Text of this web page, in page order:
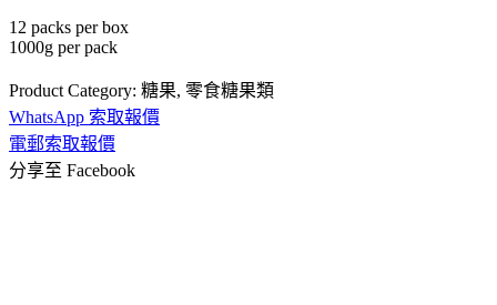
12 packs per box
1000g per pack
Product Category: 糖果, 零食糖果類
WhatsApp 索取報價
電郵索取報價
分享至 Facebook